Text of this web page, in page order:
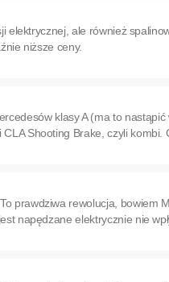
elektrycznej, ale również
niższe ceny.
klasy A (ma to
Shooting Brake, czyli kombi.
prawdziwa rewolucja, bowiem
napędzane elektrycznie nie